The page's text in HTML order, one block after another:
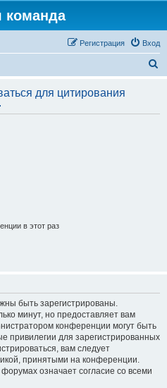
команда
Вход
Регистрация
с
для цитирования
в этот раз
быть зарегистрированы.
минут, но предоставляет вам
конференции могут быть
привилегии для зарегистрированных
вам следует
принятыми на конференции.
означает согласие со всеми